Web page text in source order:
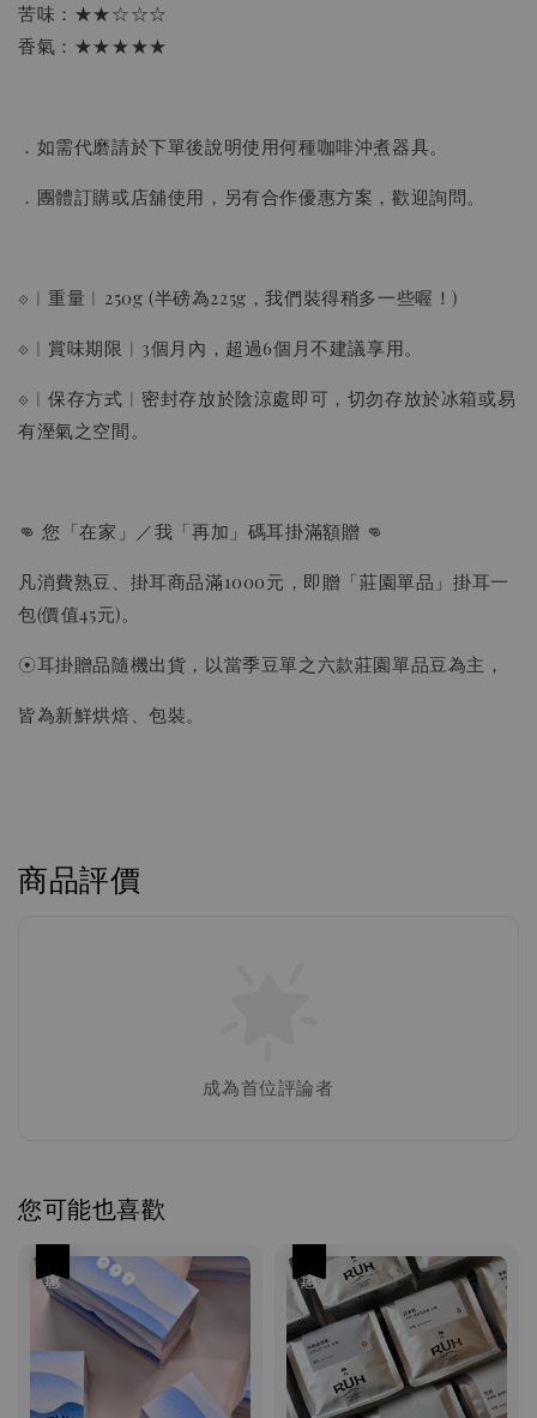
瀏覽更多
苦味：★★☆☆☆
香氣：★★★★★
．如需代磨請於下單後說明使用何種咖啡沖煮器具。
．團體訂購或店舖使用，另有合作優惠方案，歡迎詢問。
⟐︱重量︱250g (半磅為225g，我們裝得稍多一些喔！)
⟐︱賞味期限︱3個月內，超過6個月不建議享用。
⟐︱保存方式︱密封存放於陰涼處即可，切勿存放於冰箱或易
有溼氣之空間。
👊 您「在家」／我「再加」碼耳掛滿額贈 👊
凡消費熟豆、掛耳商品滿1000元，即贈「莊園單品」掛耳一
包(價值45元)。
☉耳掛贈品隨機出貨，以當季豆單之六款莊園單品豆為主，
皆為新鮮烘焙、包裝。
商品評價
成為首位評論者
您可能也喜歡